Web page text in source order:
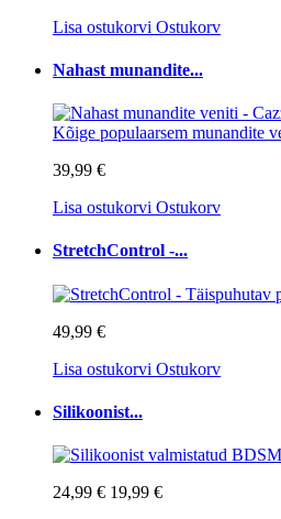
Lisa ostukorvi Ostukorv
Nahast munandite...
39,99 €
Lisa ostukorvi Ostukorv
StretchControl -...
49,99 €
Lisa ostukorvi Ostukorv
Silikoonist...
24,99 € 19,99 €